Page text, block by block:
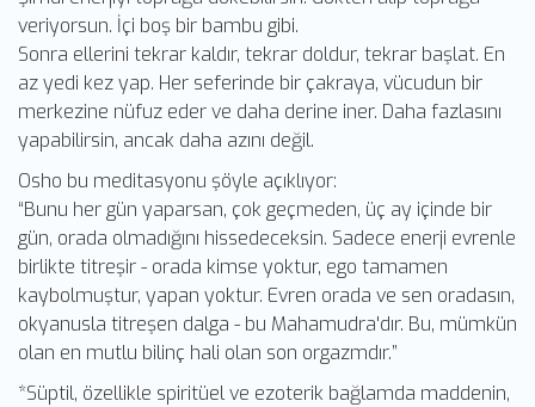
veriyorsun. İçi boş bir bambu gibi.
Sonra ellerini tekrar kaldır, tekrar doldur, tekrar başlat. En
az yedi kez yap. Her seferinde bir çakraya, vücudun bir
merkezine nüfuz eder ve daha derine iner. Daha fazlasını
yapabilirsin, ancak daha azını değil.
Osho bu meditasyonu şöyle açıklıyor:
“Bunu her gün yaparsan, çok geçmeden, üç ay içinde bir
gün, orada olmadığını hissedeceksin. Sadece enerji evrenle
birlikte titreşir - orada kimse yoktur, ego tamamen
kaybolmuştur, yapan yoktur. Evren orada ve sen oradasın,
okyanusla titreşen dalga - bu Mahamudra'dır. Bu, mümkün
olan en mutlu bilinç hali olan son orgazmdır.”
*Süptil, özellikle spiritüel ve ezoterik bağlamda maddenin,